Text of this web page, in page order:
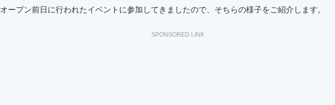
オープン前日に行われたイベントに参加してきましたので、そちらの様子をご紹介します。
SPONSORED LINK